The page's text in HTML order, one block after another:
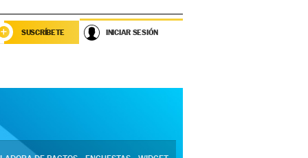
SUSCRÍBETE INICIAR SESIÓN